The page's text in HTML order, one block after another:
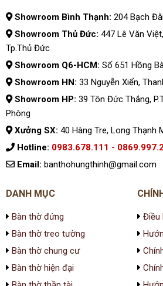
Showroom Bình Thạnh: 204 Bạch
Showroom Thủ Đức: 447 Lê Văn
Tp.Thủ Đức
Showroom Q6-HCM: Số 651 Hồng
Showroom HN: 33 Nguyễn Xiển,
Showroom HP: 39 Tôn Đức Thắng,
Phòng
Xưởng SX: 40 Hàng Tre, Long Thạnh
Hotline: 0983.678.111 -
Email: banthohungthinh@gmail.com
DANH MỤC
Bàn thờ đứng
Bàn thờ treo tường
Bàn thờ chung cư
Bàn thờ hiện đại
Điều